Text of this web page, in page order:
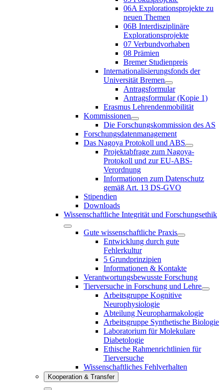
06A Explorationsprojekte zu
neuen Themen
06B Interdisziplinäre
Explorationsprojekte
07 Verbundvorhaben
08 Prämien
Bremer Studienpreis
Internationalisierungsfonds der
Universität Bremen
Antragsformular
Antragsformular (Kopie 1)
Erasmus Lehrendenmobilität
Kommissionen
Die Forschungskommission des AS
Forschungsdatenmanagement
Das Nagoya Protokoll und ABS
Projektabfrage zum Nagoya-
Protokoll und zur EU-ABS-
Verordnung
Informationen zum Datenschutz
gemäß Art. 13 DS-GVO
Stipendien
Downloads
Wissenschaftliche Integrität und Forschungsethik
Gute wissenschaftliche Praxis
Entwicklung durch gute
Fehlerkultur
5 Grundprinzipien
Informationen & Kontakte
Verantwortungsbewusste Forschung
Tierversuche in Forschung und Lehre
Arbeitsgruppe Kognitive
Neurophysiologie
Abteilung Neuropharmakologie
Arbeitsgruppe Synthetische Biologie
Laboratorium für Molekulare
Diabetologie
Ethische Rahmenrichtlinien für
Tierversuche
Wissenschaftliches Fehlverhalten
Kooperation & Transfer